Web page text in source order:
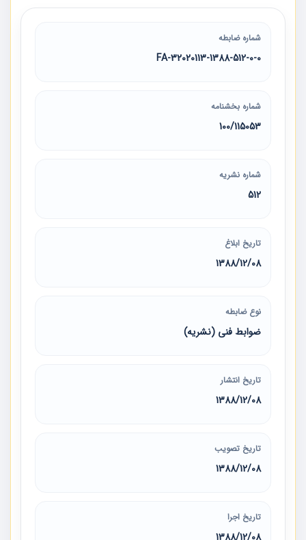
شماره ضابطه
32020113-1388-512-0-0-FA
شماره بخشنامه
100/115053
شماره نشریه
512
تاریخ ابلاغ
1388/12/08
نوع ضابطه
ضوابط فنی (نشریه)
تاریخ انتشار
1388/12/08
تاریخ تصویب
1388/12/08
تاریخ اجرا